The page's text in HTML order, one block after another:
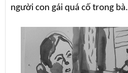
người con gái quá cố trong bà.